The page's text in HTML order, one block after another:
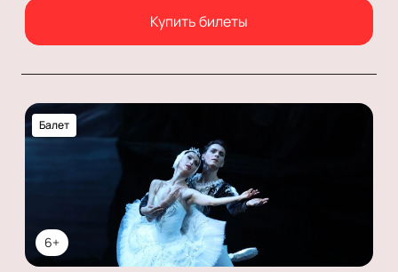
Купить билеты
6+
Балет